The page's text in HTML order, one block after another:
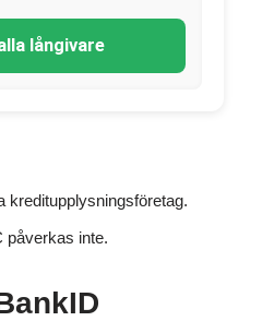
långivare
kreditupplysningsföretag.
påverkas inte.